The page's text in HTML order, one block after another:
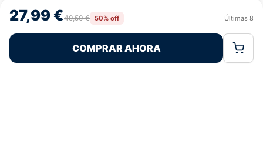
retirar el consentimiento, puede afectar negativamente a ciertas
características y funciones.
Rechazar
Política de CookiesPolítica de Privacidad
27,99 €49,50 € 50% off Últimas 8
COMPRAR AHORA
¿Tienes dudas con la talla o el envío?
Escríbenos por WhatsApp